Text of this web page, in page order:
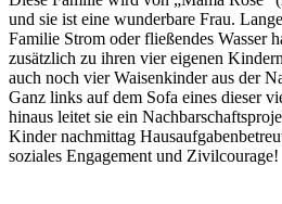
und sie ist eine wunderbare Frau.
Familie Strom oder fließendes Wasser
zusätzlich zu ihren vier eigenen
auch noch vier Waisenkinder aus der
Ganz links auf dem Sofa eines dieser
hinaus leitet sie ein
Kinder nachmittag
soziales Engagement und Zivilcourage!